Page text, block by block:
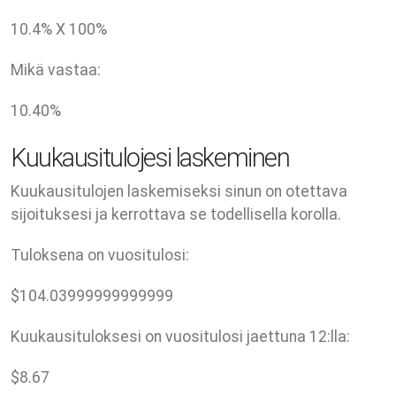
10.4% X 100%
Mikä vastaa:
10.40%
Kuukausitulojesi laskeminen
Kuukausitulojen laskemiseksi sinun on otettava
sijoituksesi ja kerrottava se todellisella korolla.
Tuloksena on vuositulosi:
$104.03999999999999
Kuukausituloksesi on vuositulosi jaettuna 12:lla:
$8.67